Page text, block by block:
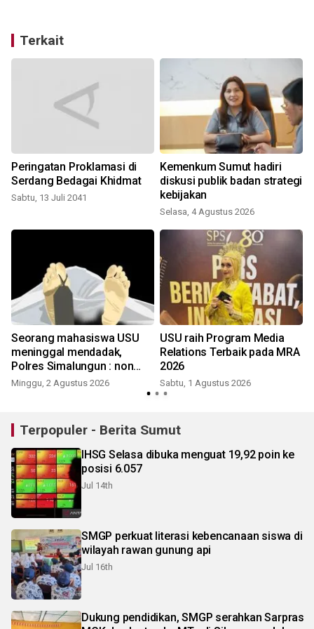
Terkait
Peringatan Proklamasi di
Serdang Bedagai Khidmat
Sabtu, 13 Juli 2041
Kemenkum Sumut hadiri
diskusi publik badan strategi
kebijakan
Selasa, 4 Agustus 2026
Seorang mahasiswa USU
meninggal mendadak,
Polres Simalungun : non
pidana
Minggu, 2 Agustus 2026
USU raih Program Media
Relations Terbaik pada MRA
2026
Sabtu, 1 Agustus 2026
Terpopuler - Berita Sumut
IHSG Selasa dibuka menguat 19,92 poin ke
posisi 6.057
Jul 14th
SMGP perkuat literasi kebencanaan siswa di
wilayah rawan gunung api
Jul 16th
Dukung pendidikan, SMGP serahkan Sarpras